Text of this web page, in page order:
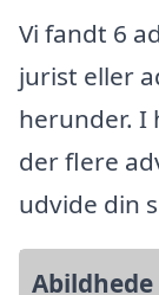
Vi fandt 6
jurist eller
herunder. I
der flere
udvide din